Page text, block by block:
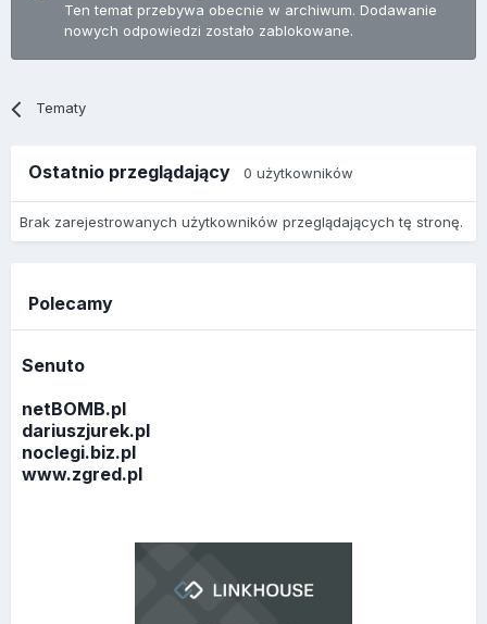
Ten temat przebywa obecnie w archiwum. Dodawanie
nowych odpowiedzi zostało zablokowane.
Tematy
Ostatnio przeglądający 0 użytkowników
Brak zarejestrowanych użytkowników przeglądających tę stronę.
Polecamy
Senuto
netBOMB.pl
dariuszjurek.pl
noclegi.biz.pl
www.zgred.pl